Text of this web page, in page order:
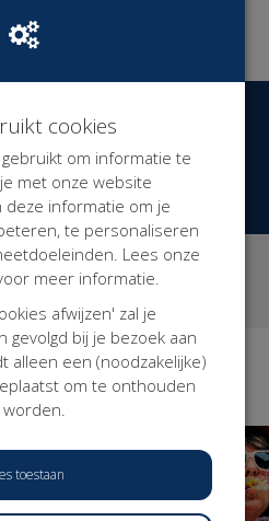
voor Modern Werkenden,
door zich actief in te zetten
hervorming van de
het sociale stelsel.
ervoor te zorgen dat alle
weten van een zelfde basis
met hun leven, hun
daarin maken. Voorwaarde
in plaats van aan hun
de arbeidsmarkt.
MEER
Opgehaald
DONEER NU
513
ALLE
cookies
om informatie te
met onze website
deze informatie om je
te personaliseren
Lees onze
meer informatie.
afwijzen' zal je
bij je bezoek aan
alleen een (noodzakelijke)
om te onthouden
toestaan